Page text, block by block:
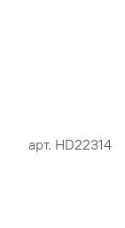
арт. HD22314